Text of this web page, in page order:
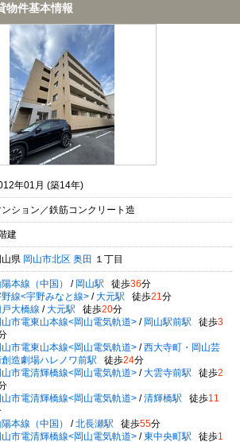
物件基本情報
年01月 (築14年)
ンション／鉄筋コンクリート造
建
山県 岡山市北区 奥田 １丁目
陽本線（中国） / 岡山駅 徒歩36分
野線<宇野みなと線> / 大元駅 徒歩21 分
戸大橋線 / 大元駅 徒歩20分
山市電東山本線<岡山電気軌道> / 岡山駅前駅 徒歩3
山市電東山本線<岡山電気軌道> / 西大寺町・岡山芸
創造劇場ハレノワ前駅
徒歩24分
山市電清輝橋線<岡山電気軌道> / 大雲寺前駅 徒歩2
山市電清輝橋線<岡山電気軌道> / 清輝橋駅 徒歩11
陽本線（中国）
/ 北長瀬駅 徒歩55分
山市電清輝橋線<岡山電気軌道> / 東中央町駅 徒歩1